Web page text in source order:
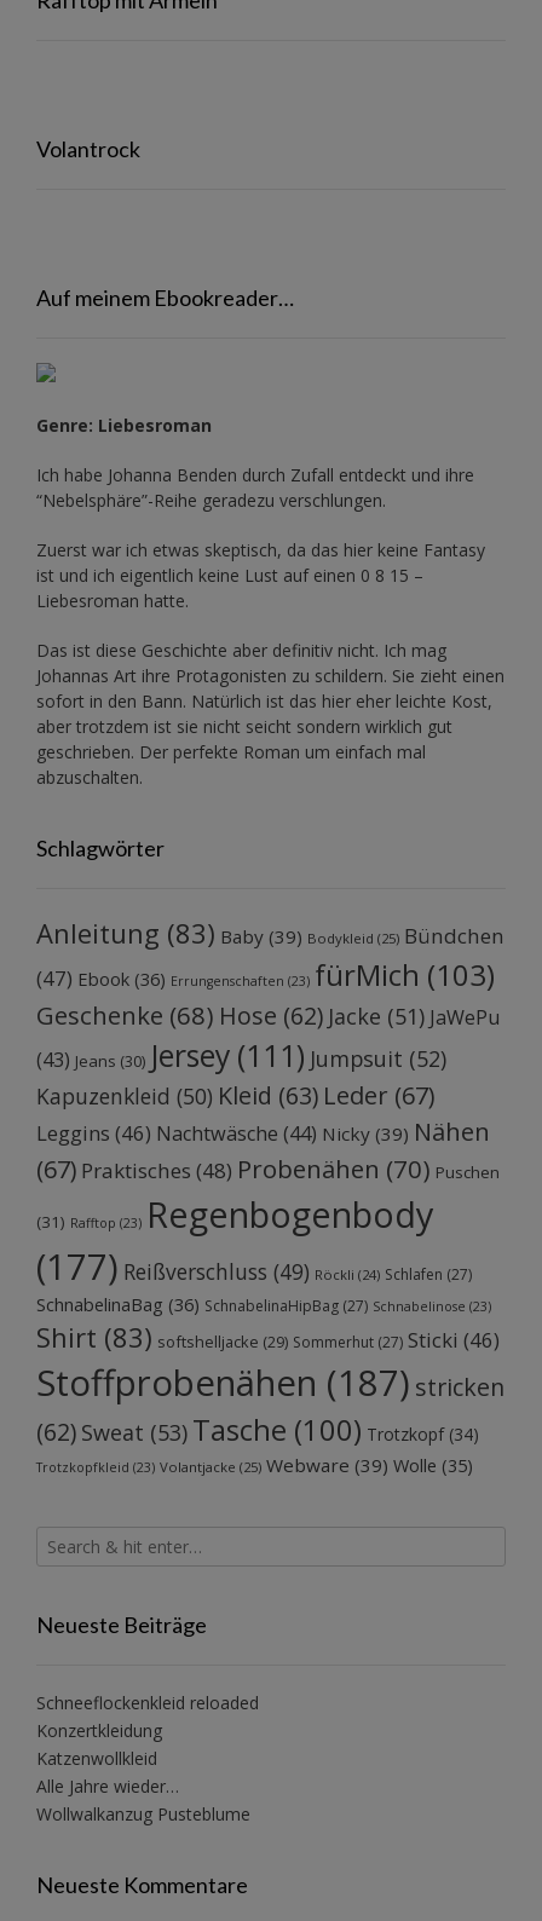
Volantrock
Auf meinem Ebookreader…
Genre: Liebesroman
Ich habe Johanna Benden durch Zufall entdeckt und ihre
“Nebelsphäre”-Reihe geradezu verschlungen.
Zuerst war ich etwas skeptisch, da das hier keine Fantasy
ist und ich eigentlich keine Lust auf einen 0 8 15 –
Liebesroman hatte.
Das ist diese Geschichte aber definitiv nicht. Ich mag
Johannas Art ihre Protagonisten zu schildern. Sie zieht einen
sofort in den Bann. Natürlich ist das hier eher leichte Kost,
aber trotzdem ist sie nicht seicht sondern wirklich gut
geschrieben. Der perfekte Roman um einfach mal
abzuschalten.
Schlagwörter
Anleitung (83) Baby (39) Bodykleid (25) Bündchen
(47) Ebook (36) Errungenschaften (23) fürMich (103)
Geschenke (68) Hose (62) Jacke (51) JaWePu
(43) Jeans (30) Jersey (111) Jumpsuit (52)
Kapuzenkleid (50) Kleid (63) Leder (67)
Leggins (46) Nachtwäsche (44) Nicky (39) Nähen
(67) Praktisches (48) Probenähen (70) Puschen
(31) Rafftop (23) Regenbogenbody
(177) Reißverschluss (49) Röckli (24) Schlafen (27)
SchnabelinaBag (36) SchnabelinaHipBag (27) Schnabelinose (23)
Shirt (83) softshelljacke (29) Sommerhut (27) Sticki (46)
Stoffprobenähen (187) stricken
(62) Sweat (53) Tasche (100) Trotzkopf(34)
Trotzkopfkleid (23) Volantjacke (25) Webware (39) Wolle (35)
Neueste Beiträge
Schneeflockenkleid reloaded
Konzertkleidung
Katzenwollkleid
Alle Jahre wieder…
Wollwalkanzug Pusteblume
Neueste Kommentare